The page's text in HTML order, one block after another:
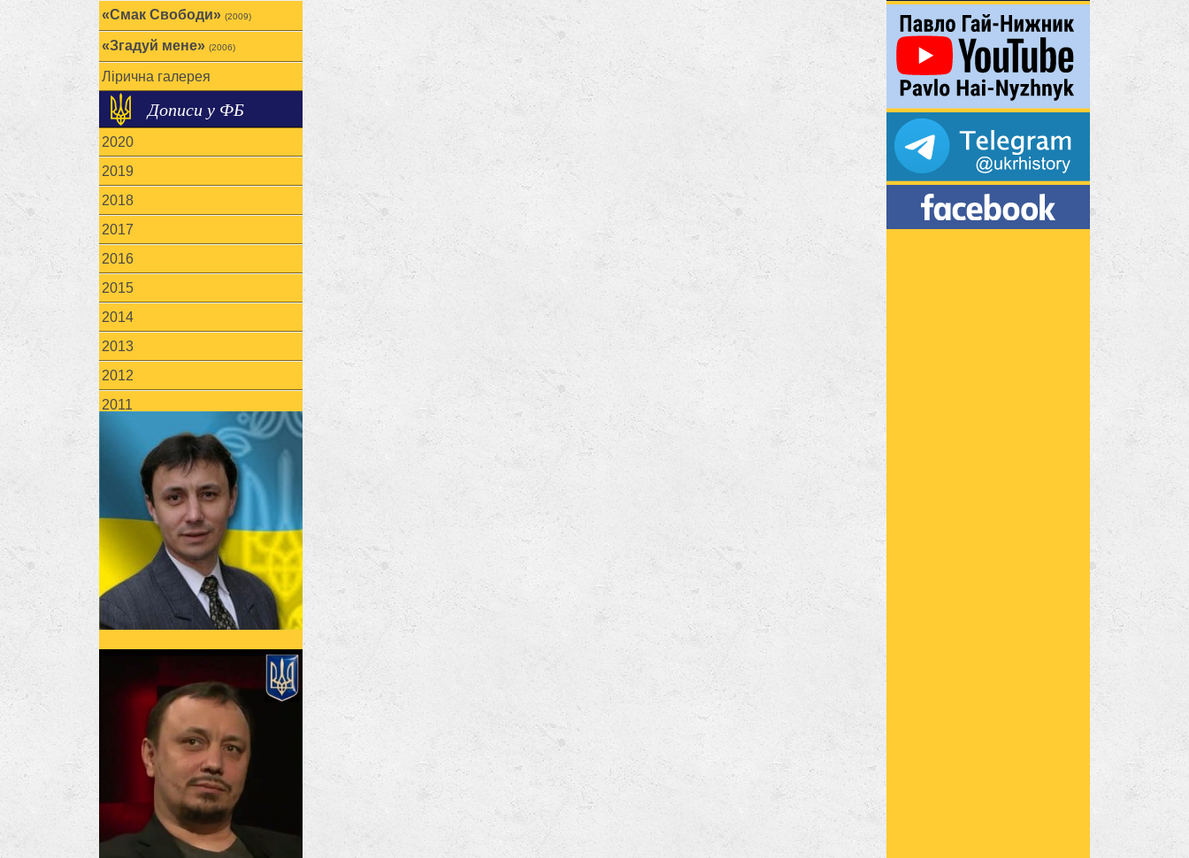
«Смак Свободи» (2009)
«Згадуй мене» (2006)
Лірична галерея
Дописи у ФБ
2020
2019
2018
2017
2016
2015
2014
2013
2012
2011